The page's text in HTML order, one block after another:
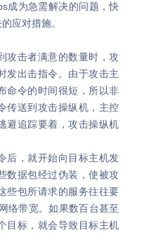
成为急需解决的问题，快
应对措施。
击者满意的数量时，攻
发出击指令。由于攻击主
命令的时间很短，所以非
传送到攻击操纵机，主控
避追踪要着，攻击操纵机
，就开始向目标主机发
数据包经过伪装，使被攻
些包所请求的服务往往要
络带宽。如果数百台甚至
目标，就会导致目标主机